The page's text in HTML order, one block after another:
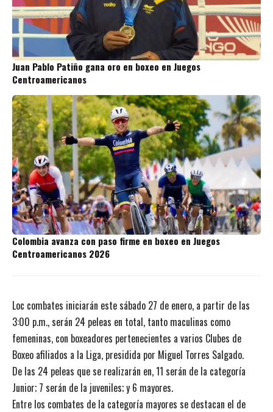
Juan Pablo Patiño gana oro en boxeo en Juegos
Centroamericanos
Colombia avanza con paso firme en boxeo en Juegos
Centroamericanos 2026
Loc combates iniciarán este sábado 27 de enero, a partir de las
3:00 p.m., serán 24 peleas en total, tanto maculinas como
femeninas, con boxeadores pertenecientes a varios Clubes de
Boxeo afiliados a la Liga, presidida por Miguel Torres Salgado.
De las 24 peleas que se realizarán en, 11 serán de la categoría
Junior; 7 serán de la juveniles; y 6 mayores.
Entre los combates de la categoría mayores se destacan el de